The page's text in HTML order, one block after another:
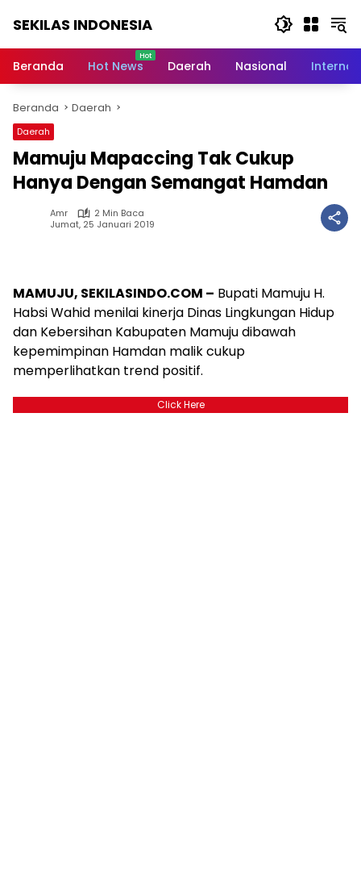
SEKILAS INDONESIA
Terkini,
Latest
World,
Headlines,
News
Today
Beranda Hot News Daerah Nasional
Beranda Daerah
Daerah
Mamuju Mapaccing Tak Cukup
Hanya Dengan Semangat Hamdan
Amr
2 Min Baca
Jumat, 25 Januari 2019
MAMUJU, SEKILASINDO.COM – Bupati Mamuju H.
Habsi Wahid menilai kinerja Dinas Lingkungan Hidup
dan Kebersihan Kabupaten Mamuju dibawah
kepemimpinan Hamdan malik cukup
memperlihatkan trend positif.
Click Here